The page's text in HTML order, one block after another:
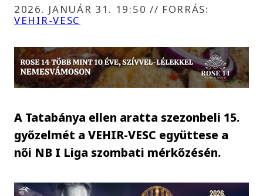
2026. JANUÁR 31. 19:50 // FORRÁS:
VEHIR-VESC
A Tatabánya ellen aratta szezonbeli 15.
győzelmét a VEHIR-VESC együttese a
női NB I Liga szombati mérkőzésén.